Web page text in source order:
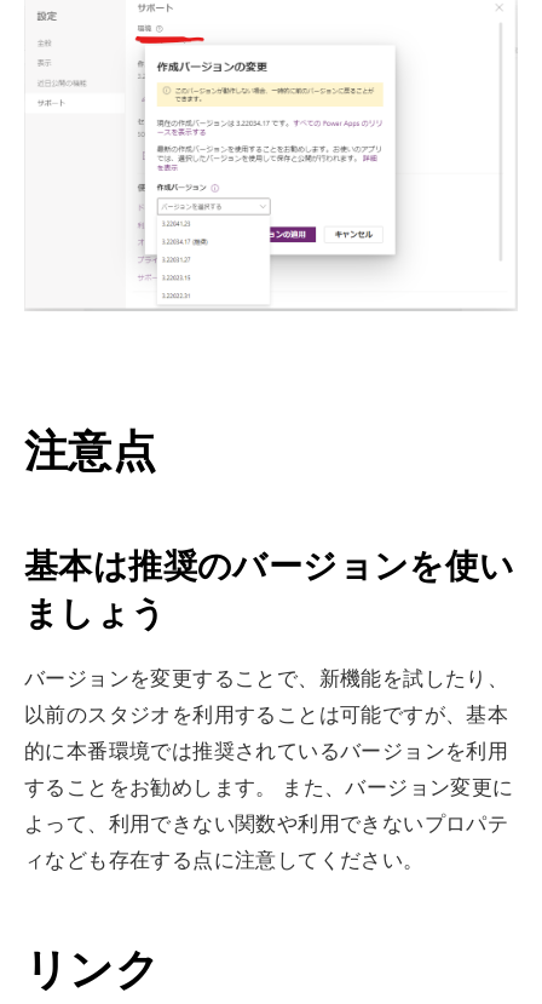
注意点
基本は推奨のバージョンを使い
ましょう
バージョンを変更することで、新機能を試したり、
以前のスタジオを利用することは可能ですが、基本
的に本番環境では推奨されているバージョンを利用
することをお勧めします。 また、バージョン変更に
よって、利用できない関数や利用できないプロパテ
ィなども存在する点に注意してください。
リンク